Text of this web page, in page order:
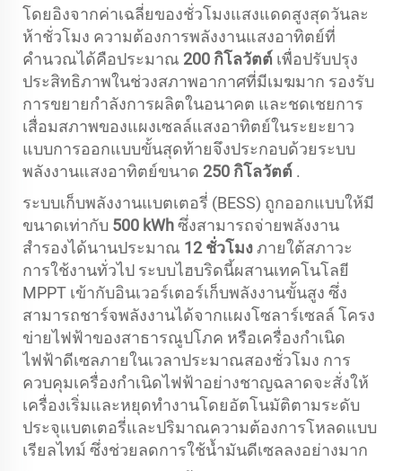
โดยอิงจากค่าเฉลี่ยของชั่วโมงแสงแดดสูงสุดวันละ
ห้าชั่วโมง ความต้องการพลังงานแสงอาทิตย์ที่
คำนวณได้คือประมาณ 200 กิโลวัตต์ เพื่อปรับปรุง
ประสิทธิภาพในช่วงสภาพอากาศที่มีเมฆมาก รองรับ
การขยายกำลังการผลิตในอนาคต และชดเชยการ
เสื่อมสภาพของแผงเซลล์แสงอาทิตย์ในระยะยาว
แบบการออกแบบขั้นสุดท้ายจึงประกอบด้วยระบบ
พลังงานแสงอาทิตย์ขนาด 250 กิโลวัตต์ .
ระบบเก็บพลังงานแบตเตอรี่ (BESS) ถูกออกแบบให้มี
ขนาดเท่ากับ 500 kWhซึ่งสามารถจ่ายพลังงาน
สำรองได้นานประมาณ 12 ชั่วโมงภายใต้สภาวะ
การใช้งานทั่วไป ระบบไฮบริดนี้ผสานเทคโนโลยี
MPPT เข้ากับอินเวอร์เตอร์เก็บพลังงานขั้นสูง ซึ่ง
สามารถชาร์จพลังงานได้จากแผงโซลาร์เซลล์ โครง
ข่ายไฟฟ้าของสาธารณูปโภค หรือเครื่องกำเนิด
ไฟฟ้าดีเซลภายในเวลาประมาณสองชั่วโมง การ
ควบคุมเครื่องกำเนิดไฟฟ้าอย่างชาญฉลาดจะสั่งให้
เครื่องเริ่มและหยุดทำงานโดยอัตโนมัติตามระดับ
ประจุแบตเตอรี่และปริมาณความต้องการโหลดแบบ
เรียลไทม์ ซึ่งช่วยลดการใช้น้ำมันดีเซลลงอย่างมาก